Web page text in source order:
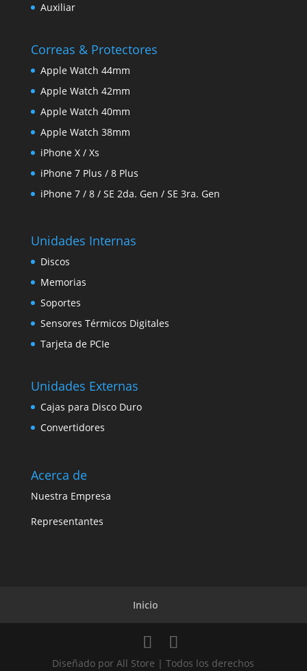
Auxiliar
Correas & Protectores
Apple Watch 44mm
Apple Watch 42mm
Apple Watch 40mm
Apple Watch 38mm
iPhone X / Xs
iPhone 7 Plus / 8 Plus
iPhone 7 / 8 / SE 2da. Gen / SE 3ra. Gen
Unidades Internas
Discos
Memorias
Soportes
Sensores Térmicos Digitales
Tarjeta de PCIe
Unidades Externas
Cajas para Disco Duro
Convertidores
Acerca de
Nuestra Empresa
Representantes
Inicio
Diseñado por All Store | Todos los derechos